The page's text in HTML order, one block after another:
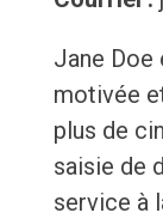
Jane Doe
motivée
plus de
saisie de
service à